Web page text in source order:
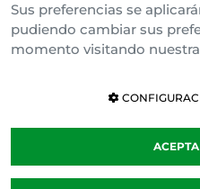
Sus preferencias se
pudiendo cambiar sus
momento visitando nuestra